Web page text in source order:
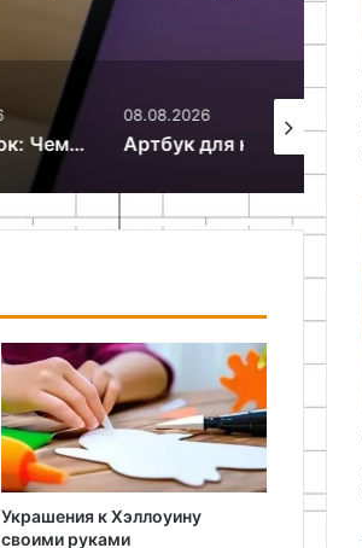
Заголовок: Чем украсить пустую стену: оригинальные идеи для декора своими руками
08.08.2026
Артбук для начинающих: как создать творческий дневник с нуля
Украшения к Хэллоуину
своими руками